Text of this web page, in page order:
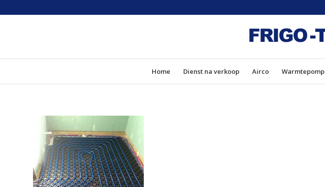
Home Dienst na verkoop Airco Warmtepomp